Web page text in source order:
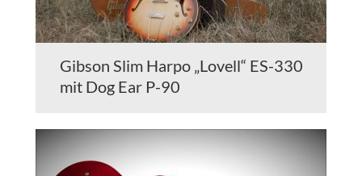
Gibson Slim Harpo „Lovell“ ES-330
mit Dog Ear P-90